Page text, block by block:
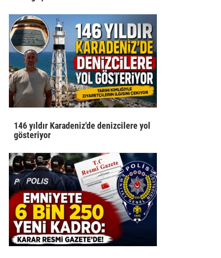
146 yıldır Karadeniz'de denizcilere yol
gösteriyor